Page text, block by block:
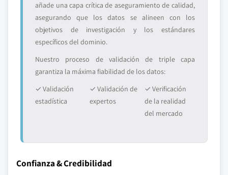
añade una capa crítica de aseguramiento de calidad,
asegurando que los datos se alineen con los
objetivos de investigación y los estándares
específicos del dominio.
Nuestro proceso de validación de triple capa
garantiza la máxima fiabilidad de los datos:
✓ Validación
estadística
✓ Validación de
expertos
✓ Verificación
de la realidad
del mercado
Confianza & Credibilidad